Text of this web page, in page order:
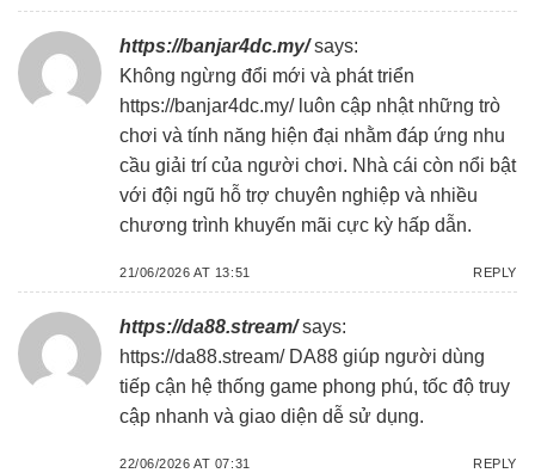
https://banjar4dc.my/ says:
Không ngừng đổi mới và phát triển
https://banjar4dc.my/luôn cập nhật những trò
chơi và tính năng hiện đại nhằm đáp ứng nhu
cầu giải trí của người chơi. Nhà cái còn nổi bật
với đội ngũ hỗ trợ chuyên nghiệp và nhiều
chương trình khuyến mãi cực kỳ hấp dẫn.
21/06/2026 AT 13:51 REPLY
https://da88.stream/ says:
https://da88.stream/DA88 giúp người dùng
tiếp cận hệ thống game phong phú, tốc độ truy
cập nhanh và giao diện dễ sử dụng.
22/06/2026 AT 07:31 REPLY